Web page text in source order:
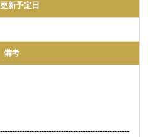
新予定日
備考